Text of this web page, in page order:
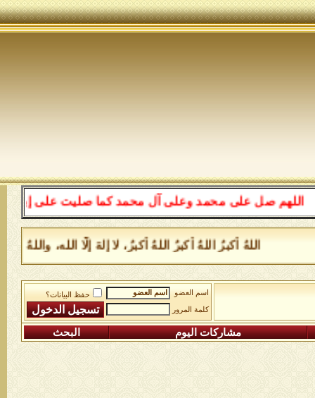
صل على محمد وعلى آل محمد كما صليت على إبراهيم
اللهُ أكبرُ اللهُ أكبرُ اللهُ أكبرُ، لا إلهَ إلَّا الله،
اسم العضو
حفظ البيانات؟
كلمة المرور
مشاركات اليوم البحث